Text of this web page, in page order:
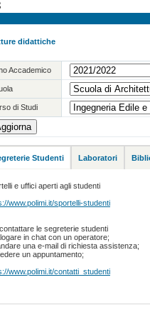
didattiche
Accademico
di Studi
Studenti Laboratori
e uffici aperti agli studenti
www.polimi.it/sportelli-studenti
le segreterie studenti
in chat con un operatore;
una e-mail di richiesta assistenza;
un appuntamento;
www.polimi.it/contatti_studenti